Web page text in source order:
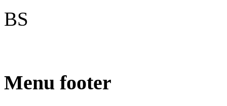
BS
Menu footer